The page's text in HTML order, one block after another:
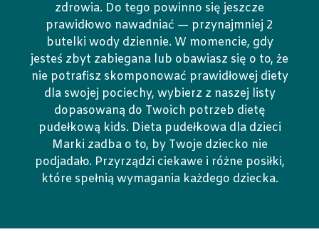
zdrowia. Do tego powinno się jeszcze
prawidłowo nawadniać — przynajmniej 2
butelki wody dziennie. W momencie, gdy
jesteś zbyt zabiegana lub obawiasz się o to, że
nie potrafisz skomponować prawidłowej diety
dla swojej pociechy, wybierz z naszej listy
dopasowaną do Twoich potrzeb dietę
pudełkową kids. Dieta pudełkowa dla dzieci
Marki zadba o to, by Twoje dziecko nie
podjadało. Przyrządzi ciekawe i różne posiłki,
które spełnią wymagania każdego dziecka.